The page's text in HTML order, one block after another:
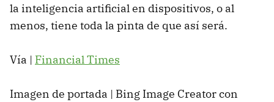
la inteligencia artificial en dispositivos, o al
menos, tiene toda la pinta de que así será.
Vía | Financial Times
Imagen de portada | Bing Image Creator con